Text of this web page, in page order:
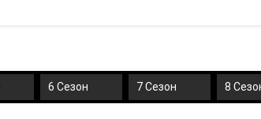
6 Сезон 7 Сезон 8